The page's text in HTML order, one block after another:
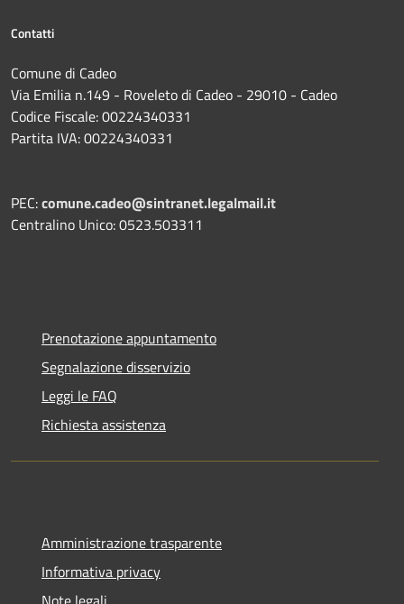
Contatti
Comune di Cadeo
Via Emilia n.149 - Roveleto di Cadeo - 29010 - Cadeo
Codice Fiscale: 00224340331
Partita IVA: 00224340331
PEC:comune.cadeo@sintranet.legalmail.it
Centralino Unico: 0523.503311
Prenotazione appuntamento
Segnalazione disservizio
Leggi le FAQ
Richiesta assistenza
Amministrazione trasparente
Informativa privacy